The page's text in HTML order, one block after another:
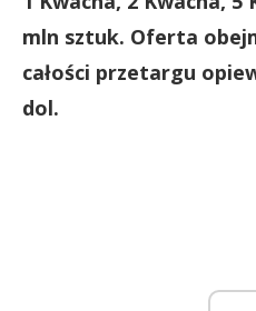
mln sztuk. Oferta
całości przetargu
dol.